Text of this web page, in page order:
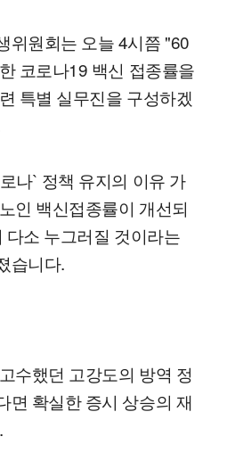
위원회는 오늘 4시쯤 "60
코로나19 백신 접종률을
특별 실무진을 구성하겠
나` 정책 유지의 이유 가
인 백신접종률이 개선되
다소 누그러질 것이라는
습니다.
수했던 고강도의 방역 정
면 확실한 증시 상승의 재